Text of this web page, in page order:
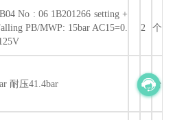
No : 06 1B201266 setting +
PB/MWP: 15bar AC15=0.
2 个
耐压41.4bar 2 台